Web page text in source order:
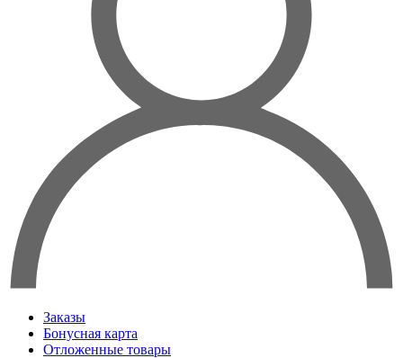
Заказы
Бонусная карта
Отложенные товары